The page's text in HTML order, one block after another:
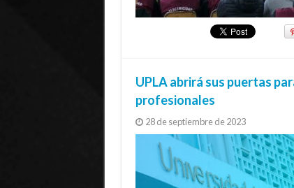
UPLA abrirá sus puertas
profesionales
28 de septiembre de 2023